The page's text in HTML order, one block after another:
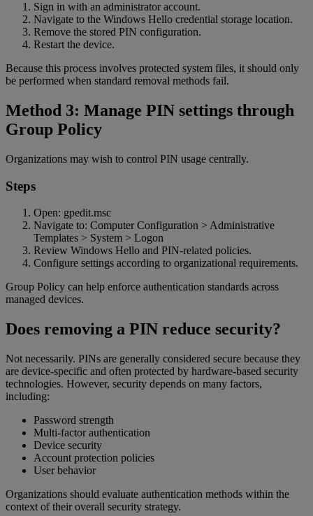
Sign in with an administrator account.
Navigate to the Windows Hello credential storage location.
Remove the stored PIN configuration.
Restart the device.
Because this process involves protected system files, it should only
be performed when standard removal methods fail.
Method 3: Manage PIN settings through
Group Policy
Organizations may wish to control PIN usage centrally.
Steps
Open: gpedit.msc
Navigate to: Computer Configuration > Administrative
Templates > System > Logon
Review Windows Hello and PIN-related policies.
Configure settings according to organizational requirements.
Group Policy can help enforce authentication standards across
managed devices.
Does removing a PIN reduce security?
Not necessarily. PINs are generally considered secure because they
are device-specific and often protected by hardware-based security
technologies. However, security depends on many factors,
including:
Password strength
Multi-factor authentication
Device security
Account protection policies
User behavior
Organizations should evaluate authentication methods within the
context of their overall security strategy.